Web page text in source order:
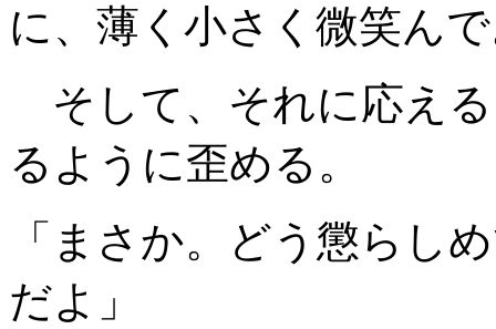
に、薄く小さく微笑ん
そして、それに応え
るように歪める。
「まさか。どう懲らし
だよ」